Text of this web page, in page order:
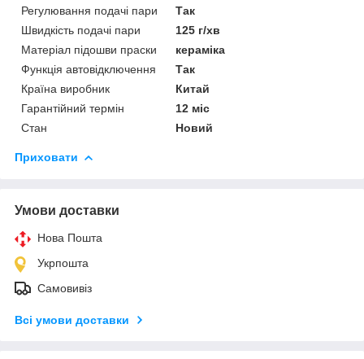
Регулювання подачі пари
Так
Швидкість подачі пари
125 г/хв
Матеріал підошви праски
кераміка
Функція автовідключення
Так
Країна виробник
Китай
Гарантійний термін
12 міс
Стан
Новий
Приховати
Умови доставки
Нова Пошта
Укрпошта
Самовивіз
Всі умови доставки